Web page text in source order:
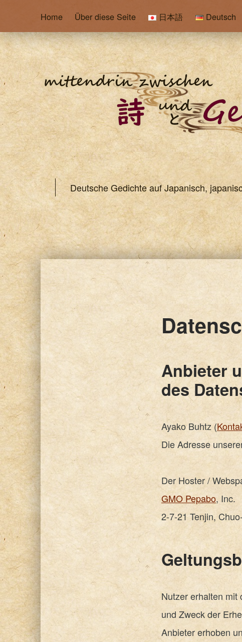
Home
Über diese Seite 日本語 Deutsch
Deutsche Gedichte auf Japanisch,
Anbieter
des
Ayako Buhtz (
Die Adresse
Der Hoster /
GMO Pepabo, Inc.
2-7-21 Tenjin,
Nutzer erhalten mit
und Zweck der
Anbieter erhoben